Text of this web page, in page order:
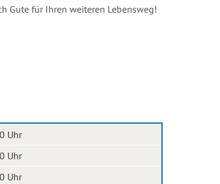
Gute für Ihren weiteren Lebensweg!
Uhr
Uhr
Uhr